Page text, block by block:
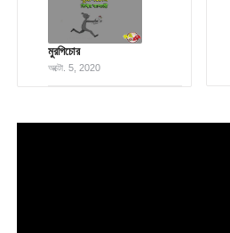
মুরগিচোর
অক্টো. 5, 2020